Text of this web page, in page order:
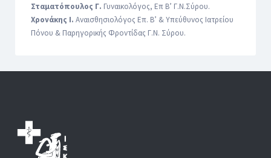
Σταματόπουλος Γ. Γυναικολόγος, Επ Β’ Γ.Ν.Σύρου.
Χρονάκης Ι. Αναισθησιολόγος Επ. Β’ & Υπεύθυνος Ιατρείου
Πόνου & Παρηγορικής Φροντίδας Γ.Ν. Σύρου.